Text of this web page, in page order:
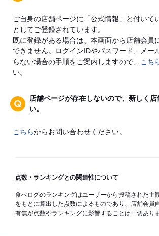
ご自身の店舗ページに「公式情報」と付いて
としてご登録されています。
既に登録がある場合は、本画面から店舗会員
できません。ログインIDやパスワード、メー
らない場合の手順をご案内しますので、
こち
い。
店舗ページが存在しないので、新しく
い。
こちらからお問い合わせください。
点数・ランキングとの関連性について
食べログのランキングはユーザーから投稿された主
をもとに算出した点数によるものであり、店舗会員
有無が点数やランキングに影響することは一切あり